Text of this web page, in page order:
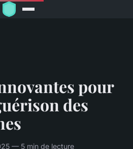
pour
des
— 5 min de lecture